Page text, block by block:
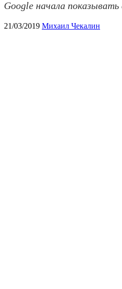
Google начала
21/03/2019 Михаил Чекалин